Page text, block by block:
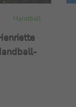
Handball